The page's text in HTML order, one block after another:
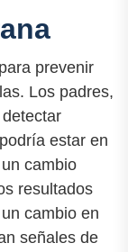
prevenir
Los padres,
estar en
cambio
resultados
cambio en
señales de